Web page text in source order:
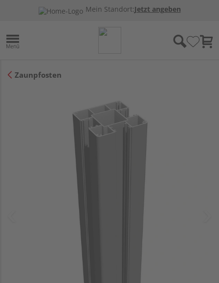
Mein Standort:Jetzt angeben
Zaunpfosten